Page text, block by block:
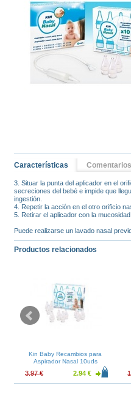
Características Comentarios
3. Situar la punta del aplicador en el
secreciones del bebé e impide que
ingestión.
4. Repetir la acción en el otro orificio
5. Retirar el aplicador con la
Puede realizarse un lavado nasal
Productos relacionados
Kin Baby Recambios para
Aspirador Nasal 10uds
3.97 € 2.94 €